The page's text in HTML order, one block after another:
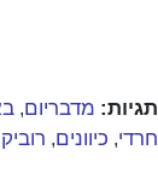
תגיות: מדבריום,
חרדי, כיוונים,